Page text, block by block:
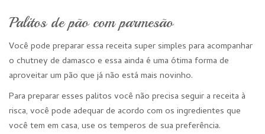
Palitos de pão com parmesão
Você pode preparar essa receita super simples para acompanhar
o chutney de damasco e essa ainda é uma ótima forma de
aproveitar um pão que já não está mais novinho.
Para preparar esses palitos você não precisa seguir a receita à
risca, você pode adequar de acordo com os ingredientes que
você tem em casa, use os temperos de sua preferência.